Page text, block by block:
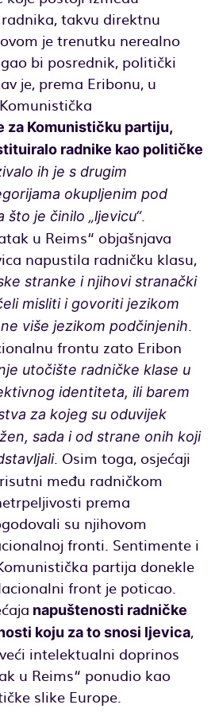
takvu direktnu
je trenutku nerealno
bi posrednik, politički
je, prema Eribonu, u
za Komunističku partiju,
radnike kao političke
ih je s drugim
okupljenim pod
što je činilo „ljevicu“.
u Reims“ objašnjava
napustila radničku klasu,
stranke i njihovi stranački
misliti i govoriti jezikom
više jezikom podčinjenih.
frontu zato Eribon
utočište radničke klase u
identiteta, ili barem
za kojeg su oduvijek
sada i od strane onih koji
. Osim toga, osjećaji
među radničkom
prema
su njihovom
fronti. Sentimente i
partija donekle
front je poticao.
napuštenosti radničke
koju za to snosi ljevica,
intelektualni doprinos
u Reims“ ponudio kao
slike Europe.